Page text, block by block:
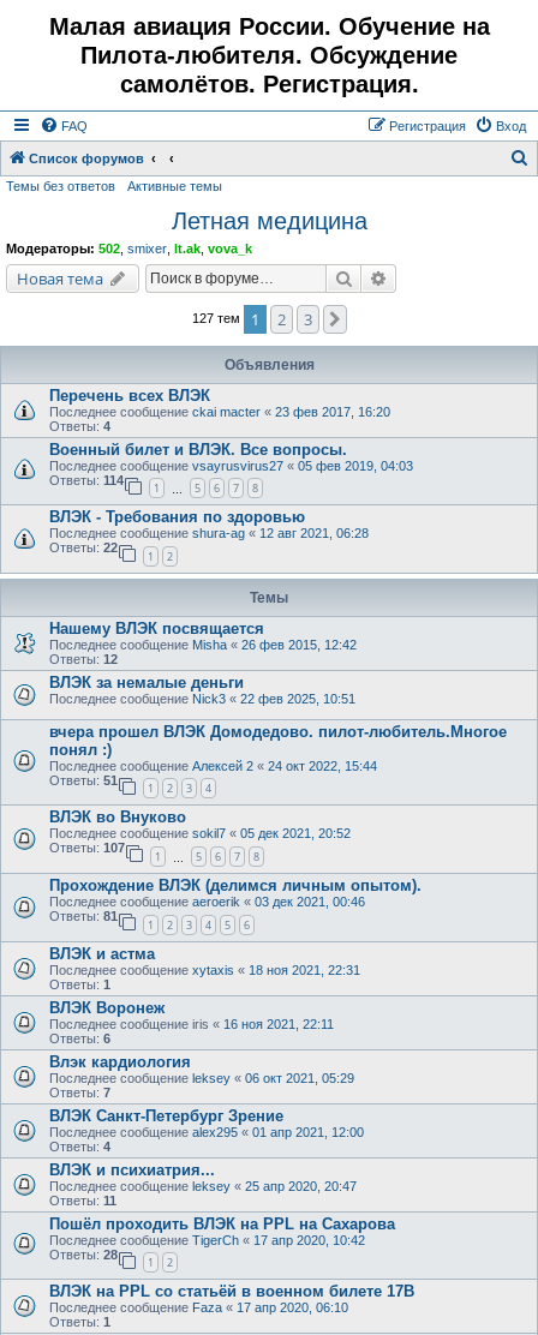
Малая авиация России. Обучение на
Пилота-любителя. Обсуждение
самолётов. Регистрация.
FAQ Вход
Регистрация
Список форумов
Темы без ответов Активные темы
Летная медицина
Модераторы: 502 smixer lt.ak vova_k
Новая тема Поиск
127 тем 1 2 3
Объявления
Перечень всех ВЛЭК
Последнее сообщение ckai macter « 23 фев 2017, 16:20
Ответы: 4
Военный билет и ВЛЭК. Все вопросы.
Последнее сообщение vsayrusvirus27 « 05 фев 2019, 04:03
Ответы: 114
1 5 6 7 8
ВЛЭК - Требования по здоровью
Последнее сообщение shura-ag « 12 авг 2021, 06:28
Ответы: 22
1 2
Темы
Нашему ВЛЭК посвящается
Последнее сообщение Misha « 26 фев 2015, 12:42
Ответы: 12
ВЛЭК за немалые деньги
Последнее сообщение Nick3 « 22 фев 2025, 10:51
вчера прошел ВЛЭК Домодедово. пилот-любитель.Многое
понял :)
Последнее сообщение Алексей 2 « 24 окт 2022, 15:44
Ответы: 51
1 2 3 4
ВЛЭК во Внуково
Последнее сообщение sokil7 « 05 дек 2021, 20:52
Ответы: 107
1 5 6 7 8
Прохождение ВЛЭК (делимся личным опытом).
Последнее сообщение aeroerik « 03 дек 2021, 00:46
Ответы: 81
1 2 3 4 5 6
ВЛЭК и астма
Последнее сообщение xytaxis « 18 ноя 2021, 22:31
Ответы: 1
ВЛЭК Воронеж
Последнее сообщение iris « 16 ноя 2021, 22:11
Ответы: 6
Влэк кардиология
Последнее сообщение leksey « 06 окт 2021, 05:29
Ответы: 7
ВЛЭК Санкт-Петербург Зрение
Последнее сообщение alex295 « 01 апр 2021, 12:00
Ответы: 4
ВЛЭК и психиатрия...
Последнее сообщение leksey « 25 апр 2020, 20:47
Ответы: 11
Пошёл проходить ВЛЭК на PPL на Сахарова
Последнее сообщение TigerCh « 17 апр 2020, 10:42
Ответы: 28
1 2
ВЛЭК на PPL со статьёй в военном билете 17В
Последнее сообщение Faza « 17 апр 2020, 06:10
Ответы: 1